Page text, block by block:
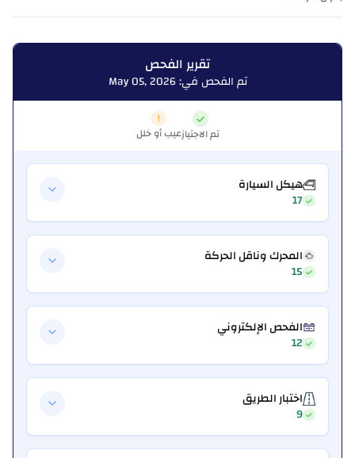
تقرير الفحص
تم الفحص في: May 05, 2026
تم الاجتيازعيب أو خلل
هيكل السيارة
17
المحرك وناقل الحركة
15
الفحص الإلكتروني
12
اختبار الطريق
9